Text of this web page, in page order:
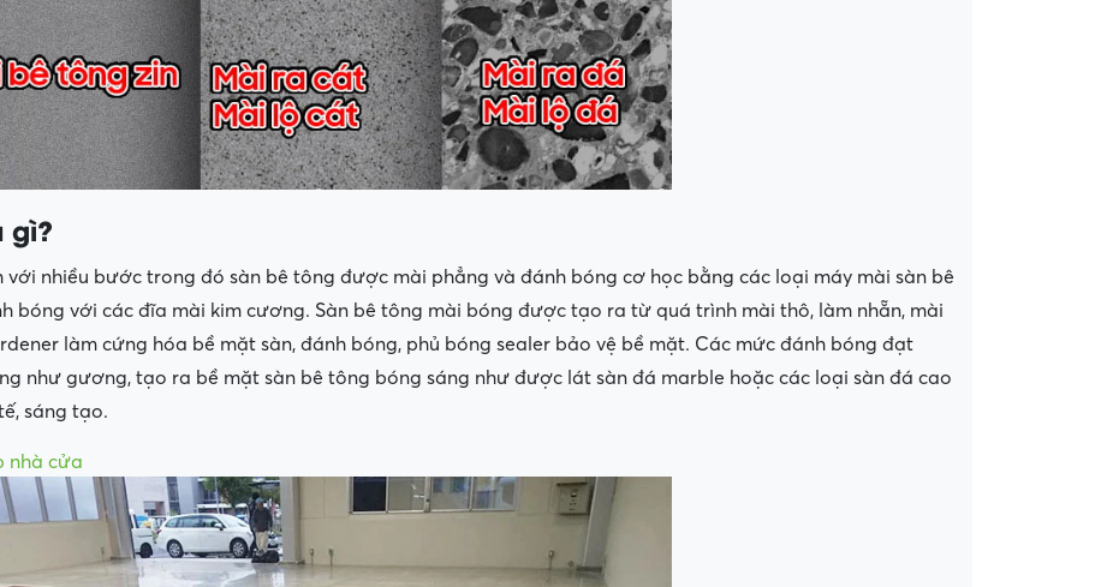
gì?
nhiều bước trong đó sàn bê tông được mài phẳng và đánh bóng cơ học bằng các loại máy mài sàn bê
bóng với các đĩa mài kim cương. Sàn bê tông mài bóng được tạo ra từ quá trình mài thô, làm nhẵn, mài
làm cứng hóa bề mặt sàn, đánh bóng, phủ bóng sealer bảo vệ bề mặt. Các mức đánh bóng đạt
như gương, tạo ra bề mặt sàn bê tông bóng sáng như được lát sàn đá marble hoặc các loại sàn đá cao
sáng tạo.
nhà cửa